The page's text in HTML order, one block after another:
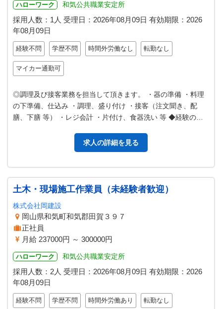
ハローワーク 和気公共職業安定所
採用人数：1人 受理日： 2026年08月09日 有効期限： 2026
年08月09日
経験不問 学歴不問 時間外労働なし 転勤なし
マイカー通勤可
◎調理及び接客業務を担当して頂きます。 ・器の準備 ・料理
の下準備、仕込み ・調理、盛り付け ・接客（注文聞き、配
膳、下膳 等） ・レジ会計 ・片付け、食器洗い 等 ◆経験の無
求人の詳細を見る
土木・現場施工作業員（未経験者歓迎）
株式会社岡建設
岡山県和気町和気郡田賀３９７
正社員
月給 237000円 ～ 300000円
ハローワーク 和気公共職業安定所
採用人数：2人 受理日： 2026年08月09日 有効期限： 2026
年08月09日
経験不問 学歴不問 時間外労働あり 転勤なし